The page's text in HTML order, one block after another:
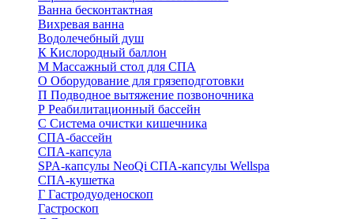
Ванна бесконтактная
Вихревая ванна
Водолечебный душ
К Кислородный баллон
М Массажный стол для СПА
О Оборудование для грязеподготовки
П Подводное вытяжение позвоночника
Р Реабилитационный бассейн
С Система очистки кишечника
СПА-бассейн
СПА-капсула
SPA-капсулы NeoQi СПА-капсулы Wellspa
СПА-кушетка
Г Гастродуоденоскоп
Гастроскоп